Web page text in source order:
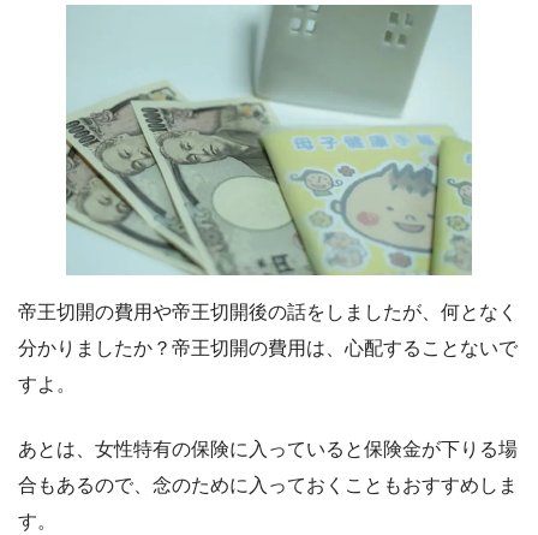
帝王切開の費用や帝王切開後の話をしましたが、何となく
分かりましたか？帝王切開の費用は、心配することないで
すよ。
あとは、女性特有の保険に入っていると保険金が下りる場
合もあるので、念のために入っておくこともおすすめしま
す。